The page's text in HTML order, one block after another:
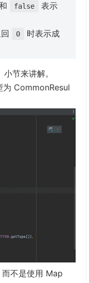
false
表示
0
时表示成
小节来讲解。
CommonResul
而不是使用 Map